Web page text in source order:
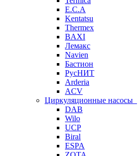
E.C.A
Kentatsu
Thermex
BAXI
Лемакс
Navien
Бастион
РусНИТ
Arderia
ACV
Циркуляционные насосы
DAB
Wilo
UCP
Biral
ESPA